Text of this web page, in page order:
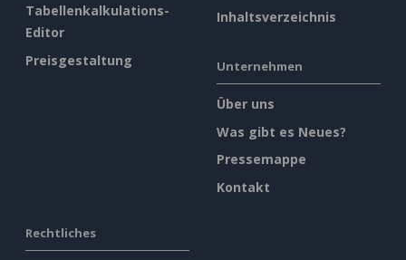
Tabellenkalkulations-
Editor
Preisgestaltung
Inhaltsverzeichnis
Unternehmen
Über uns
Was gibt es Neues?
Pressemappe
Kontakt
Rechtliches